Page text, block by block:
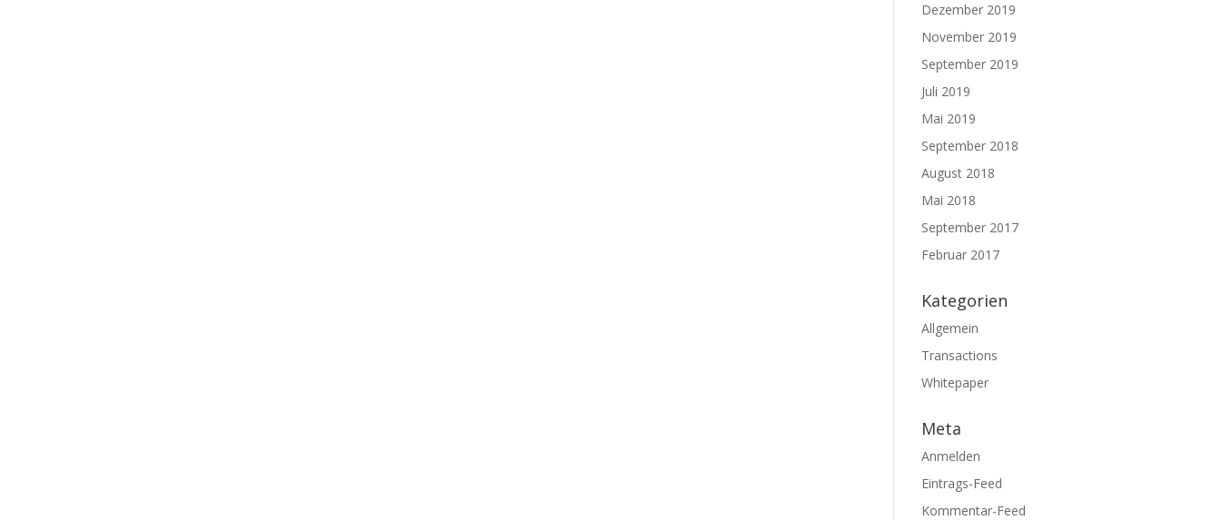
Dezember 2019
November 2019
September 2019
Juli 2019
Mai 2019
September 2018
August 2018
Mai 2018
September 2017
Februar 2017
Kategorien
Allgemein
Transactions
Whitepaper
Meta
Anmelden
Eintrags-Feed
Kommentar-Feed